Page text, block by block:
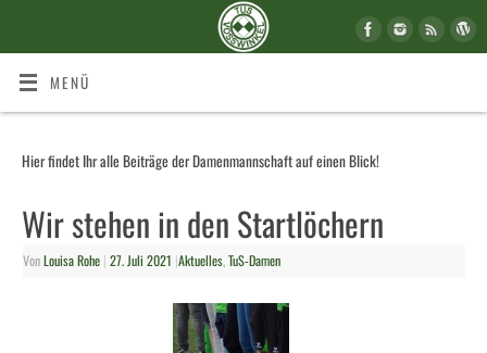
MENÜ
Hier findet Ihr alle Beiträge der Damenmannschaft auf einen Blick!
Wir stehen in den Startlöchern
VonLouisa Rohe | 27. Juli 2021 |Aktuelles,TuS-Damen